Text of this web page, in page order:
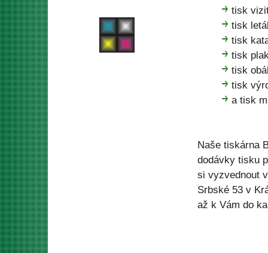
tisk
tisk
tisk
tisk
tisk
tisk
a tisk
Naše tiskárna
dodávky tisku
si vyzvednout
Srbské 53 v
až k Vám do